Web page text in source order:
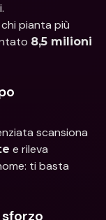
pianta più
8,5 milioni
scansiona
e rileva
ti basta